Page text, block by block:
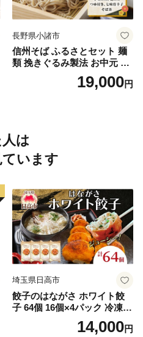
長野県小諸市
信州そば ふるさとセット 麺
類 挽きぐるみ製法 お中元 お
歳暮 年越しそば つゆ付き 半
生めん 乾めん 七味唐辛子 そ
19,000円
は
います
埼玉県日高市
餃子のはながさ ホワイト餃
子 64個 16個×4パック 冷凍
中華 点心 B級グルメ ご当地
野菜 おつまみ おかず 簡単調
14,000円